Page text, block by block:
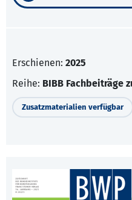
Erschienen: 2025
Reihe: BIBB Fachbeiträge
Zusatzmaterialien verfügbar